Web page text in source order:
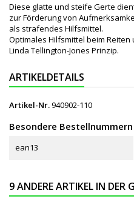
Diese glatte und steife Gerte
zur Förderung von
als strafendes Hilfsmittel.
Optimales Hilfsmittel beim
Linda Tellington-Jones Prinzip.
ARTIKELDETAILS
Artikel-Nr.940902-110
Besondere Bestellnummern
ean13
9 ANDERE ARTIKEL IN DER